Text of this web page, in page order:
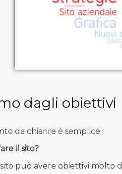
dagli obiettivi
da chiarire è semplice:
il sito?
può avere obiettivi molto